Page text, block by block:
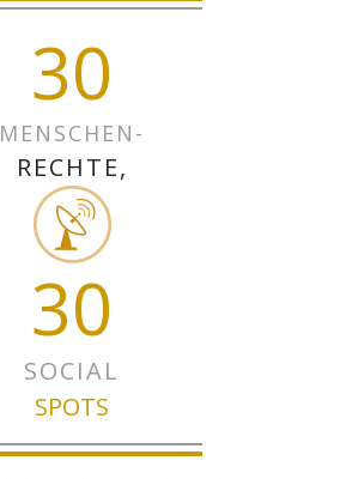
30
MENSCHEN-
RECHTE,
30
SOCIAL
SPOTS